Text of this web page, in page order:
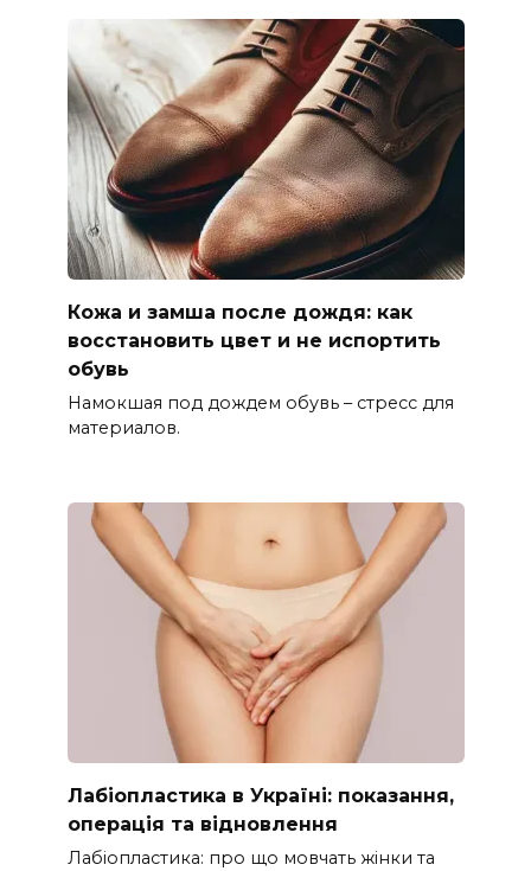
Кожа и замша после дождя: как
восстановить цвет и не испортить
обувь
Намокшая под дождем обувь – стресс для
материалов.
Лабіопластика в Україні: показання,
операція та відновлення
Лабіопластика: про що мовчать жінки та